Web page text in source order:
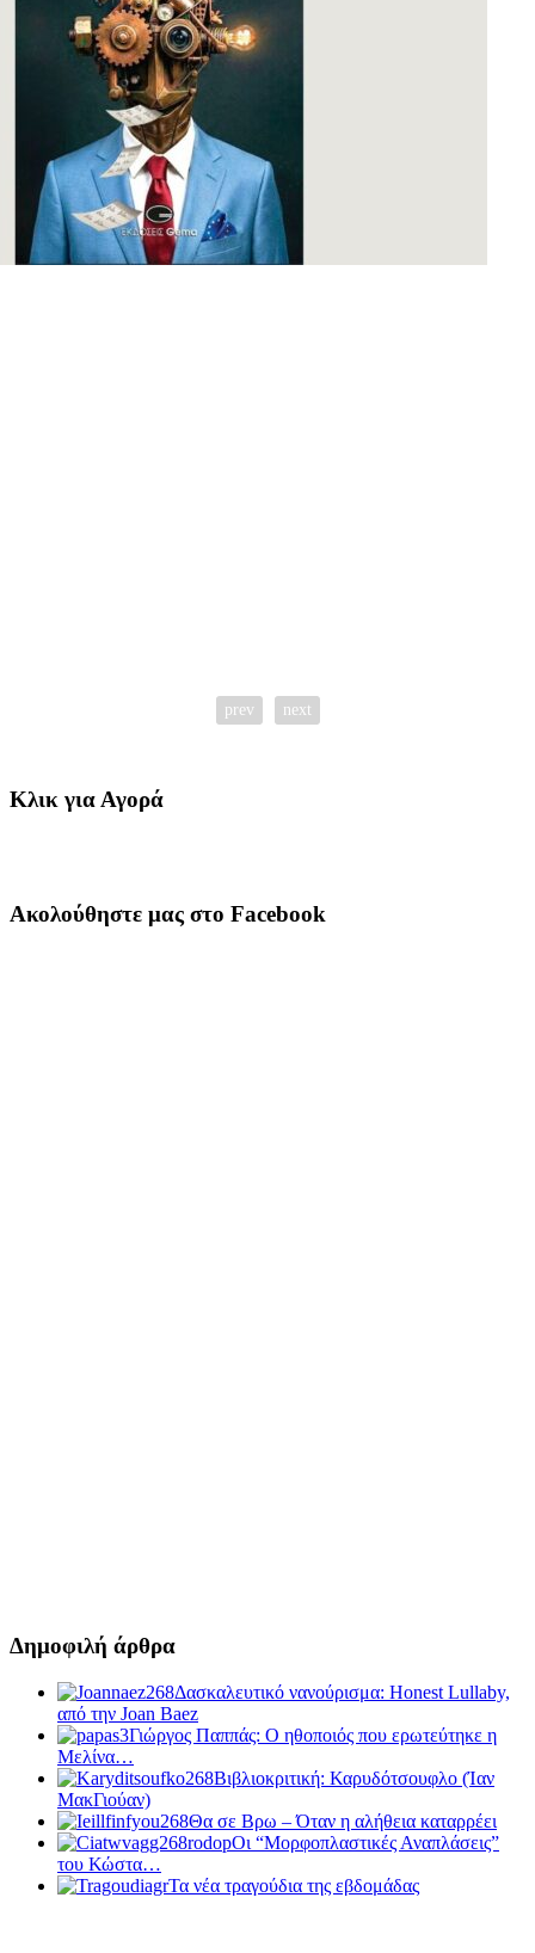
prev next
Κλικ για Αγορά
Ακολούθηστε μας στο Facebook
Δημοφιλή άρθρα
Δασκαλευτικό νανούρισμα: Honest Lullaby,
από την Joan Baez
Γιώργος Παππάς: Ο ηθοποιός που ερωτεύτηκε η
Μελίνα…
Βιβλιοκριτική: Καρυδότσουφλο (Ίαν
ΜακΓιούαν)
Θα σε Βρω – Όταν η αλήθεια καταρρέει
Οι “Μορφοπλαστικές Αναπλάσεις”
του Κώστα…
Τα νέα τραγούδια της εβδομάδας